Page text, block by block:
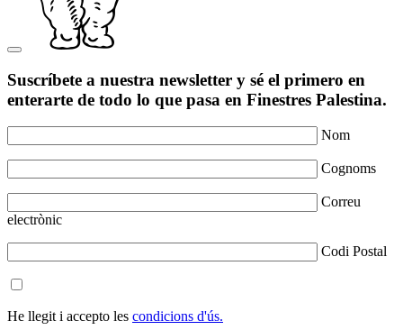
Suscríbete a nuestra newsletter y sé el primero en
enterarte de todo lo que pasa en Finestres Palestina.
Nom
Cognoms
Correu
electrònic
Codi Postal
He llegit i accepto les condicions d'ús.